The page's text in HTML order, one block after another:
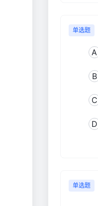
单选题
A
B
C
D
单选题